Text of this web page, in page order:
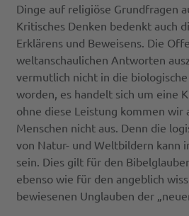
Dinge auf religiöse Grundfragen
Kritisches Denken bedenkt auch
Erklärens und Beweisens. Die
weltanschaulichen Antworten
vermutlich nicht in die
worden, es handelt sich um eine
ohne diese Leistung kommen wir
Menschen nicht aus. Denn die
von Natur- und Weltbildern kann
sein. Dies gilt für den
ebenso wie für den angeblich
bewiesenen Unglauben der